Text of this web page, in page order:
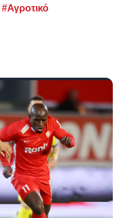
#Αγροτικό